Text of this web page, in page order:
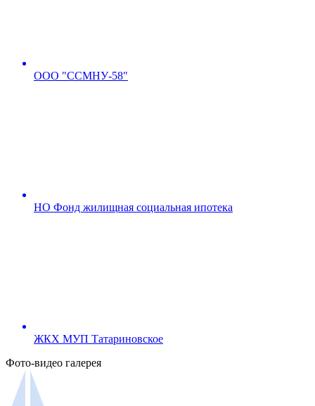
ООО "ССМНУ-58"
НО Фонд жилищная социальная ипотека
ЖКХ МУП Татариновское
Фото-видео галерея